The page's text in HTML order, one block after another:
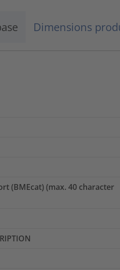
Dimensions
(BMEcat) (max. 40 character